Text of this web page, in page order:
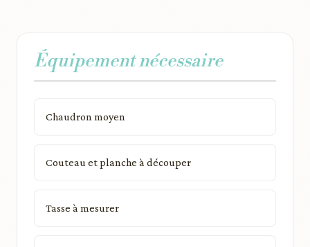
Équipement nécessaire
Chaudron moyen
Couteau et planche à découper
Tasse à mesurer